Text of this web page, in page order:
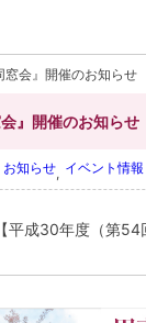
南高等学校同窓会に
則
窓会』開催のお知らせ
』開催のお知らせ
お知らせ, イベント情報
平成30年度（第54